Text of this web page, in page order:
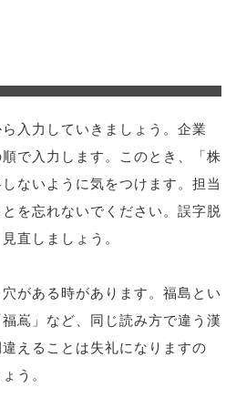
入力していきましょう。企業
で入力します。このとき、「株
ないように気をつけます。担当
を忘れないでください。誤字脱
直しましょう。
がある時があります。福島とい
嶌」など、同じ読み方で違う漢
えることは失礼になりますの
う。